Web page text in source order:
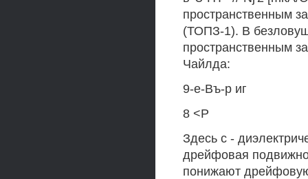
пространственным
(ТОПЗ-1). В
пространственным
Чайлда:
9-е-Въ-р иг
8 <Р
Здесь с -
дрейфовая
понижают